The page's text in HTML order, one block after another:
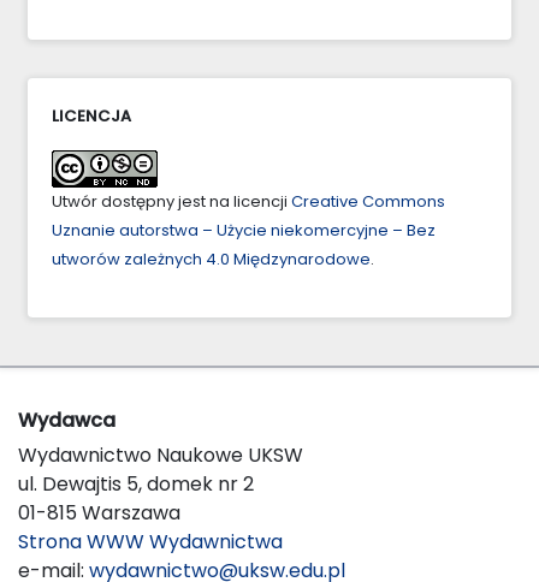
LICENCJA
Utwór dostępny jest na licencji Creative Commons
Uznanie autorstwa – Użycie niekomercyjne – Bez
utworów zależnych 4.0 Międzynarodowe.
Wydawca
Wydawnictwo Naukowe UKSW
ul. Dewajtis 5, domek nr 2
01-815 Warszawa
Strona WWW Wydawnictwa
e-mail: wydawnictwo@uksw.edu.pl